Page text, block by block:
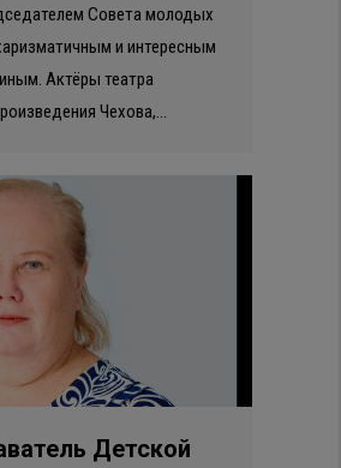
Совета молодых
и интересным
Актёры театра
Чехова,…
Детской